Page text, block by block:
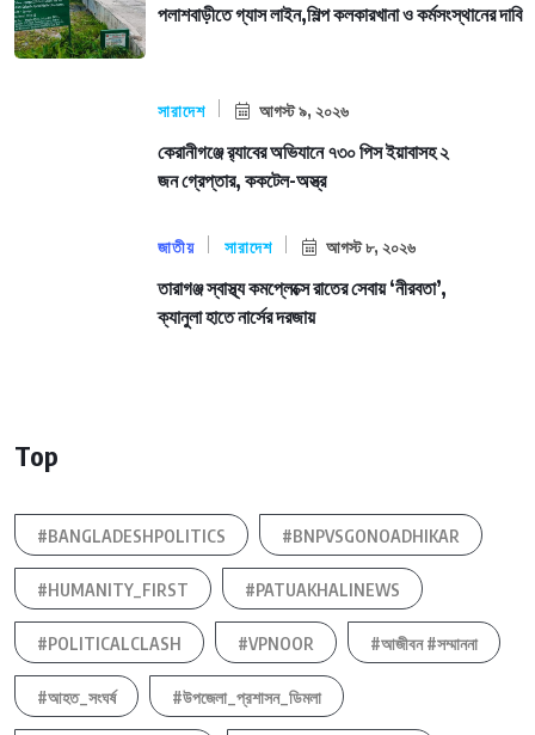
পলাশবাড়ীতে গ্যাস লাইন,শিল্প কলকারখানা ও কর্মসংস্থানের দাবি
সারাদেশ আগস্ট ৯, ২০২৬
কেরানীগঞ্জে র‍্যাবের অভিযানে ৭৩০ পিস ইয়াবাসহ ২
জন গ্রেপ্তার, ককটেল-অস্ত্র
জাতীয় সারাদেশ আগস্ট ৮, ২০২৬
তারাগঞ্জ স্বাস্থ্য কমপ্লেক্সে রাতের সেবায় ‘নীরবতা’,
ক্যানুলা হাতে নার্সের দরজায়
Top
#BANGLADESHPOLITICS #BNPVSGONOADHIKAR
#HUMANITY_FIRST #PATUAKHALINEWS
#POLITICALCLASH #VPNOOR #আজীবন #সম্মাননা
#আহত_সংঘর্ষ #উপজেলা_প্রশাসন_ডিমলা